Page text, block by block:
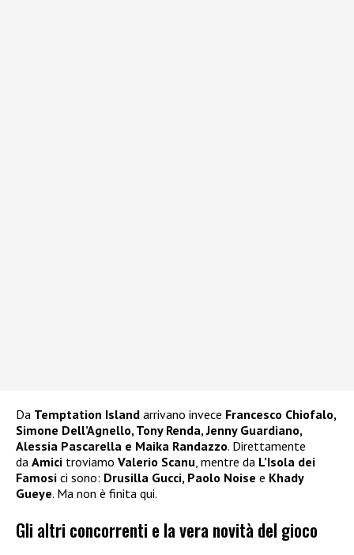
Da Temptation Island arrivano invece Francesco Chiofalo,
Simone Dell’Agnello, Tony Renda, Jenny Guardiano,
Alessia Pascarella e Maika Randazzo. Direttamente
da Amici troviamo Valerio Scanu, mentre da L’Isola dei
Famosi ci sono: Drusilla Gucci, Paolo Noise e Khady
Gueye. Ma non è finita qui.
Gli altri concorrenti e la vera novità del gioco